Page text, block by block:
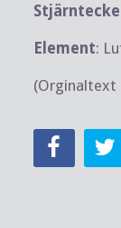
Element:
(Orginaltext